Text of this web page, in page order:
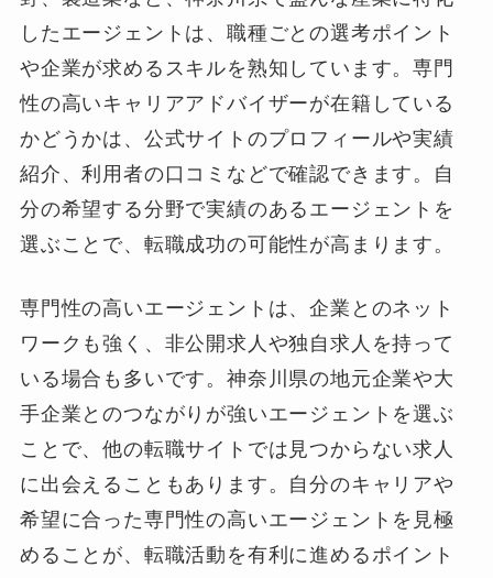
したエージェントは、職種ごとの選考ポイント
や企業が求めるスキルを熟知しています。専門
性の高いキャリアアドバイザーが在籍している
かどうかは、公式サイトのプロフィールや実績
紹介、利用者の口コミなどで確認できます。自
分の希望する分野で実績のあるエージェントを
選ぶことで、転職成功の可能性が高まります。
専門性の高いエージェントは、企業とのネット
ワークも強く、非公開求人や独自求人を持って
いる場合も多いです。神奈川県の地元企業や大
手企業とのつながりが強いエージェントを選ぶ
ことで、他の転職サイトでは見つからない求人
に出会えることもあります。自分のキャリアや
希望に合った専門性の高いエージェントを見極
めることが、転職活動を有利に進めるポイント